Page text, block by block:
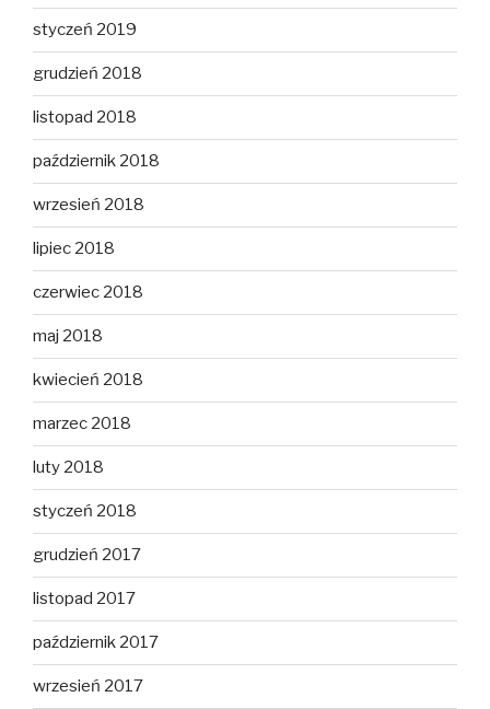
styczeń 2019
grudzień 2018
listopad 2018
październik 2018
wrzesień 2018
lipiec 2018
czerwiec 2018
maj 2018
kwiecień 2018
marzec 2018
luty 2018
styczeń 2018
grudzień 2017
listopad 2017
październik 2017
wrzesień 2017